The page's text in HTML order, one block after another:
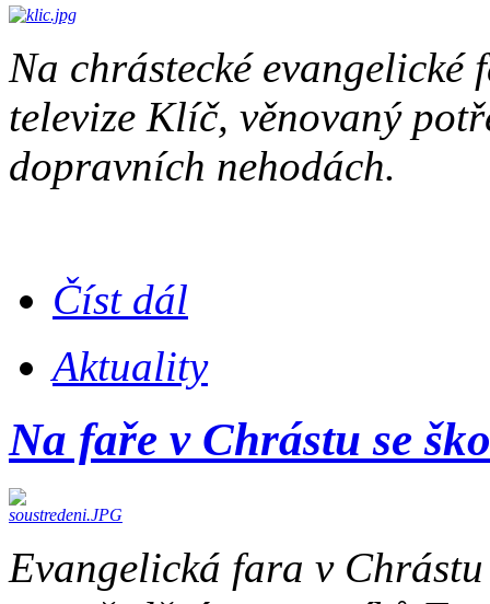
Na chrástecké evangelické
televize Klíč, věnovaný
dopravních nehodách.
Číst dál
Aktuality
Na faře v Chrástu se
Evangelická fara v